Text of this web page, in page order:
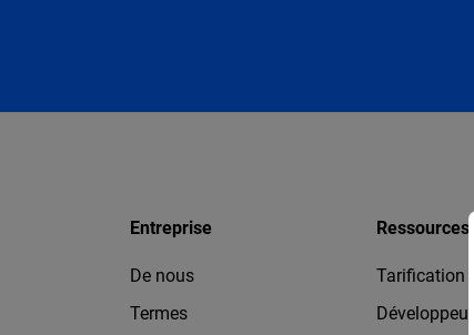
Entreprise
De nous
Termes
Ressources
Tarification
Développeurs